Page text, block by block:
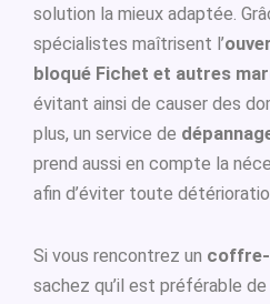
solution la mieux adaptée.
spécialistes maîtrisent l’
bloqué Fichet et autres
évitant ainsi de causer des
plus, un service de
prend aussi en compte la
afin d’éviter toute
Si vous rencontrez un
sachez qu’il est préférable